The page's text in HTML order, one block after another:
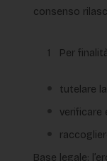
consenso
Per
tutelare
verificare
Base legale: